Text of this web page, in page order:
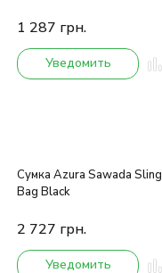
1 287 грн.
Уведомить
Сумка Azura Sawada Sling
Bag Black
2 727 грн.
Уведомить